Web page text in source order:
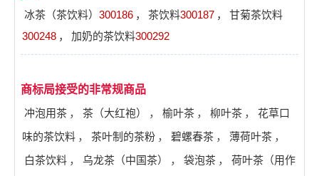
冰茶（茶饮料） 300186 ， 茶饮料300187 ，
甘菊茶饮料
300248 ， 加奶的茶饮料300292
商标局接受的非常规商品
冲泡用茶 ， 茶（大红袍） ， 榆叶茶 ， 柳叶茶 ，
花草口
味的茶饮料 ， 茶叶制的茶粉 ， 碧螺春茶 ， 薄荷叶茶 ，
白茶饮料 ， 乌龙茶（中国茶） ， 袋泡茶 ，
荷叶茶（用作